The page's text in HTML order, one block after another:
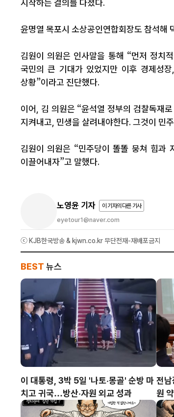
시작하는 결의를 다졌다.
윤명열 목포시 소상공인연합회장도 참석해
김원이 의원은 인사말을 통해 “먼저 정치
국민의 큰 기대가 있었지만 이후 경제성
상황”이라고 진단했다.
이어, 김 의원은 “윤석열 정부의 검찰독재
지켜내고, 민생을 살려내야한다. 그것이 민
김원이 의원은 “민주당이 똘똘 뭉쳐 힘과
이끌어내자”고 말했다.
노영윤 기자 이 기자의 다른 기사
eyetour1@naver.com
ⓒ KJB한국방송 & kjwn.co.kr 무단전재-재배포금지
BEST 뉴스
이 대통령, 3박 5일 '나토·몽골' 순방 마
치고 귀국…방산·자원 외교 성과
전
원
를
그